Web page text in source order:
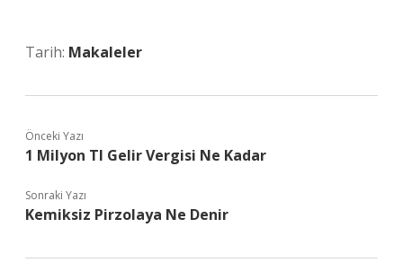
Tarih: Makaleler
Önceki Yazı
1 Milyon Tl Gelir Vergisi Ne Kadar
Sonraki Yazı
Kemiksiz Pirzolaya Ne Denir